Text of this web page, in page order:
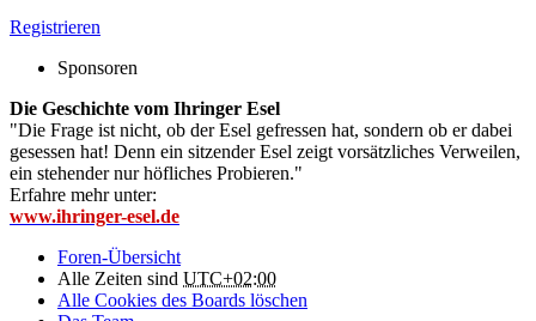
Registrieren
Sponsoren
Die Geschichte vom Ihringer Esel
"Die Frage ist nicht, ob der Esel gefressen hat, sondern ob er dabei
gesessen hat! Denn ein sitzender Esel zeigt vorsätzliches Verweilen,
ein stehender nur höfliches Probieren."
Erfahre mehr unter:
www.ihringer-esel.de
Foren-Übersicht
Alle Zeiten sind UTC+02:00
Alle Cookies des Boards löschen